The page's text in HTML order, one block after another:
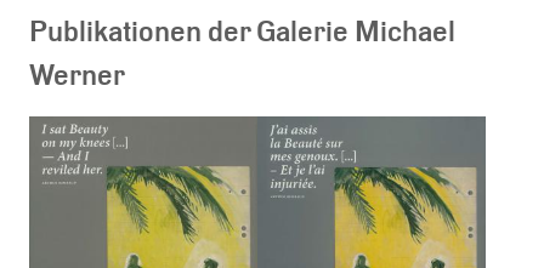
Publikationen der Galerie Michael
Werner